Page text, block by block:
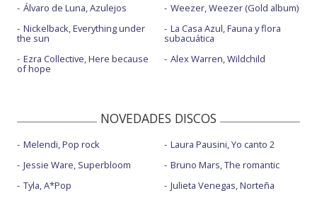
Álvaro de Luna, Azulejos
Nickelback, Everything under
the sun
Ezra Collective, Here because
of hope
Weezer, Weezer (Gold album)
La Casa Azul, Fauna y flora
subacuática
Alex Warren, Wildchild
NOVEDADES DISCOS
Melendi, Pop rock
Jessie Ware, Superbloom
Tyla, A*Pop
Laura Pausini, Yo canto 2
Bruno Mars, The romantic
Julieta Venegas, Norteña